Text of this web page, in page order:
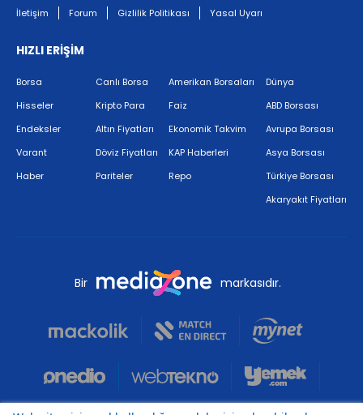
İletişim Forum Gizlilik Politikası Yasal Uyarı
HIZLI ERİŞİM
Borsa
Hisseler
Endeksler
Varant
Haber
Canlı Borsa
Kripto Para
Altın Fiyatları
Döviz Fiyatları
Pariteler
Amerikan Borsaları
Faiz
Ekonomik Takvim
KAP Haberleri
Repo
Dünya
ABD Borsası
Avrupa Borsası
Asya Borsası
Türkiye Borsası
Akaryakıt Fiyatları
Bir markasıdır.